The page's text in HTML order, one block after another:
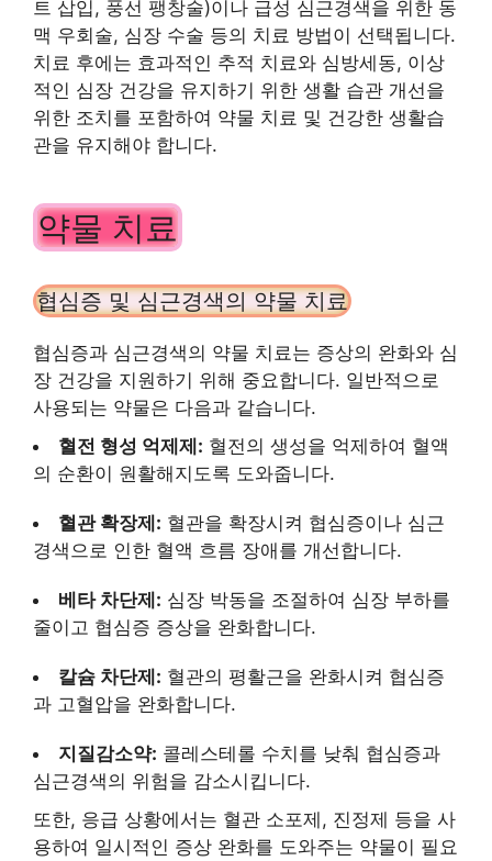
트 삽입, 풍선 팽창술)이나 급성 심근경색을 위한 동
맥 우회술, 심장 수술 등의 치료 방법이 선택됩니다.
치료 후에는 효과적인 추적 치료와 심방세동, 이상
적인 심장 건강을 유지하기 위한 생활 습관 개선을
위한 조치를 포함하여 약물 치료 및 건강한 생활습
관을 유지해야 합니다.
약물 치료
협심증 및 심근경색의 약물 치료
협심증과 심근경색의 약물 치료는 증상의 완화와 심
장 건강을 지원하기 위해 중요합니다. 일반적으로
사용되는 약물은 다음과 같습니다.
혈전 형성 억제제: 혈전의 생성을 억제하여 혈액
의 순환이 원활해지도록 도와줍니다.
혈관 확장제: 혈관을 확장시켜 협심증이나 심근
경색으로 인한 혈액 흐름 장애를 개선합니다.
베타 차단제: 심장 박동을 조절하여 심장 부하를
줄이고 협심증 증상을 완화합니다.
칼슘 차단제: 혈관의 평활근을 완화시켜 협심증
과 고혈압을 완화합니다.
지질감소약: 콜레스테롤 수치를 낮춰 협심증과
심근경색의 위험을 감소시킵니다.
또한, 응급 상황에서는 혈관 소포제, 진정제 등을 사
용하여 일시적인 증상 완화를 도와주는 약물이 필요